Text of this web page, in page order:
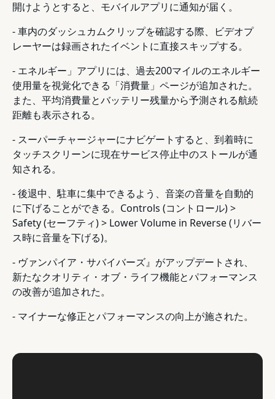
開けようとすると、モバイルアプリに通知が届く。
- 車内のダッシュカムクリップを確認する際、ビデオプ
レーヤーは録画されたイベントに直接スキップする。
- エネルギー」アプリには、過去200マイルのエネルギー
使用量を視覚化できる「消費量」ページが追加された。
また、平均消費量とバッテリー残量から予測される航続
距離も表示される。
- スーパーチャージャーにナビゲートすると、到着時に
タッチスクリーンに現在サービス停止中のストールが通
知される。
- 後退中、駐車に集中できるよう、音楽の音量を自動的
に下げることができる。Controls (コントロール) >
Safety (セーフティ) > Lower Volume in Reverse (リバー
ス時に音量を下げる)。
- ヴァンパイア・サバイバーズ』がアップデートされ、
新たなクオリティ・オブ・ライフ機能とパフォーマンス
の改善が追加された。
- マイナーな修正とパフォーマンスの向上が施された。